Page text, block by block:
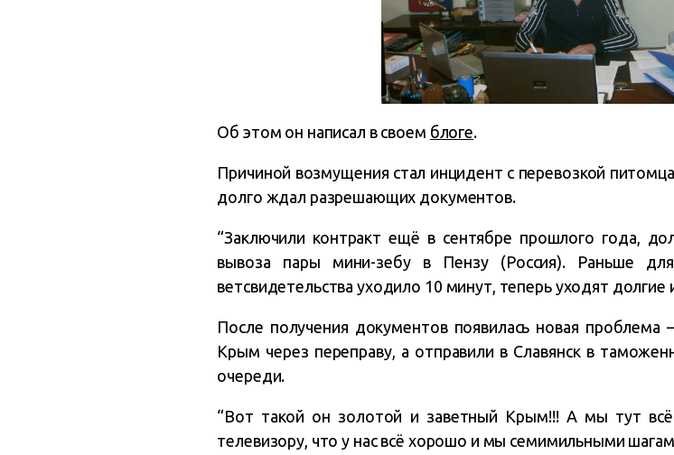
Об этом он написал в своем блоге.
Причиной возмущения стал инцидент с перевозкой
долго ждал разрешающих документов.
“Заключили контракт ещё в сентябре прошлого года,
вывоза пары мини-зебу в Пензу (Россия). Раньше
ветсвидетельства уходило 10 минут, теперь уходят
После получения документов появилась новая
Крым через переправу, а отправили в Славянск в
очереди.
“Вот такой он золотой и заветный Крым!!! А мы тут
телевизору, что у нас всё хорошо и мы семимильными